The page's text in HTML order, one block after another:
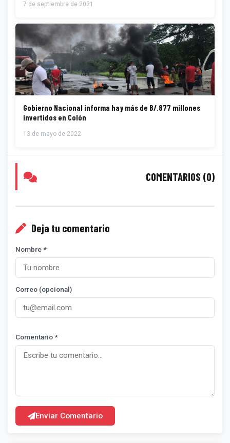
7 de septiembre de 2021
Gobierno Nacional informa hay más de B/.877 millones
invertidos en Colón
13 de mayo de 2022
COMENTARIOS (0)
Deja tu comentario
Nombre *
Correo (opcional)
Comentario *
Enviar Comentario